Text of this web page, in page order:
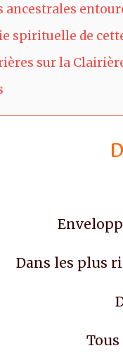
spirituelle de
sur la
Dans les plus